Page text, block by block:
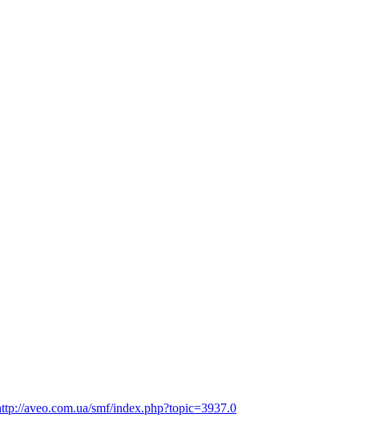
aveo.com.ua/smf/index.php?topic=3937.0